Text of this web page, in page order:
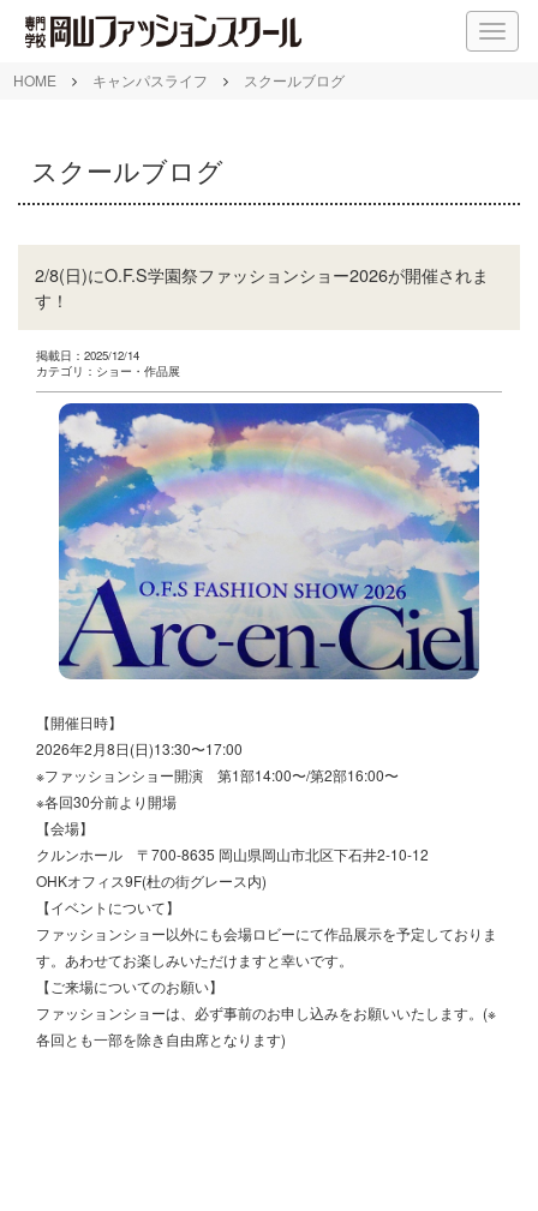
M
E
HOME キャンパスライフ スクールブログ
スクールブログ
2/8(日)にO.F.S学園祭ファッションショー2026が開催されま
す！
掲載日：2025/12/14
カテゴリ：ショー・作品展
【開催日時】
2026年2月8日(日)13:30〜17:00
※ファッションショー開演 第1部14:00〜/第2部16:00〜
※各回30分前より開場
【会場】
クルンホール 〒700-8635 岡山県岡山市北区下石井2-10-12
OHKオフィス9F(杜の街グレース内)
【イベントについて】
ファッションショー以外にも会場ロビーにて作品展示を予定しておりま
す。あわせてお楽しみいただけますと幸いです。
【ご来場についてのお願い】
ファッションショーは、必ず事前のお申し込みをお願いいたします。(※
各回とも一部を除き自由席となります)